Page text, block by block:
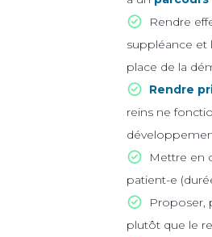
Rendre
suppléance et
place de la
Rendre
reins ne
Mettre en
patient-e
Proposer,
plutôt que le